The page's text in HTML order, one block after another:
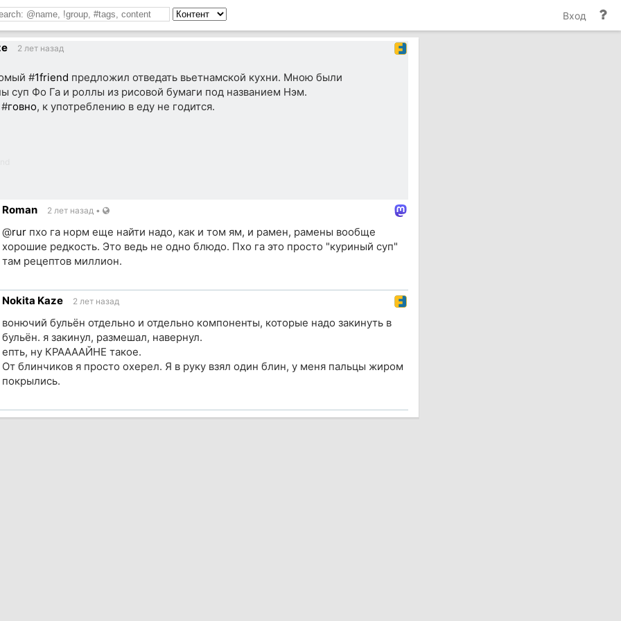
Вход
2 лет назад
#1friend предложил отведать вьетнамской кухни. Мною были
суп Фо Га и роллы из рисовой бумаги под названием Нэм.
говно, к употреблению в еду не годится.
Roman
2 лет назад •
@rurпхо га норм еще найти надо, как и том ям, и рамен, рамены вообще
хорошие редкость. Это ведь не одно блюдо. Пхо га это просто "куриный суп"
там рецептов миллион.
Nokita Kaze 2 лет назад
вонючий бульён отдельно и отдельно компоненты, которые надо закинуть в
бульён. я закинул, размешал, навернул.
епть, ну КРААААЙНЕ такое.
От блинчиков я просто охерел. Я в руку взял один блин, у меня пальцы жиром
покрылись.